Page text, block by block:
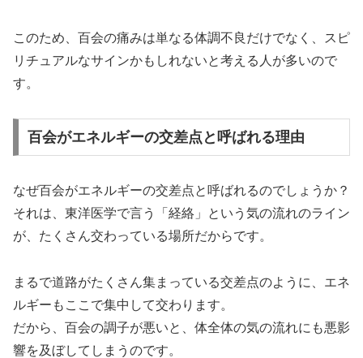
このため、百会の痛みは単なる体調不良だけでなく、スピ
リチュアルなサインかもしれないと考える人が多いので
す。
百会がエネルギーの交差点と呼ばれる理由
なぜ百会がエネルギーの交差点と呼ばれるのでしょうか？
それは、東洋医学で言う「経絡」という気の流れのライン
が、たくさん交わっている場所だからです。
まるで道路がたくさん集まっている交差点のように、エネ
ルギーもここで集中して交わります。
だから、百会の調子が悪いと、体全体の気の流れにも悪影
響を及ぼしてしまうのです。